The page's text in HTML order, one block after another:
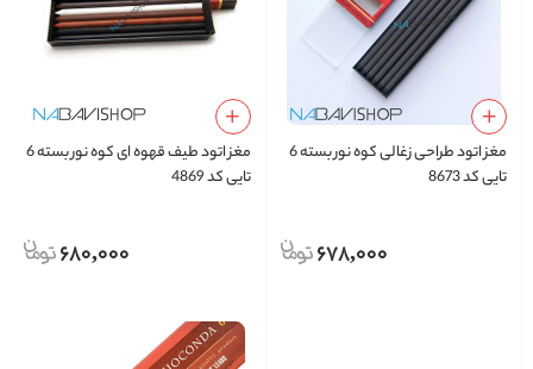
مغز اتود طراحی زغالی کوه نور بسته 6
تایی کد 8673
678,000
مغز اتود طیف قهوه ای کوه نور بسته 6
تایی کد 4869
680,000